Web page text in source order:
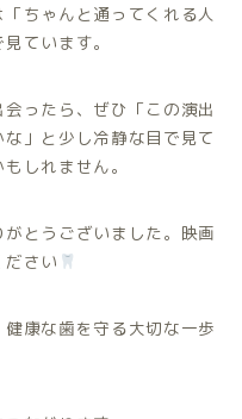
ちゃんと通ってくれる人
ています。
ったら、ぜひ「この演出
」と少し冷静な目で見て
しれません。
とうございました。映画
さい
康な歯を守る大切な一歩